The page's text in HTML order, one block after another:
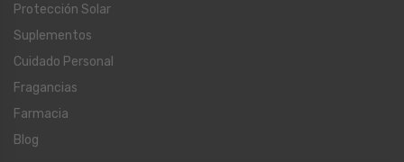
Protección Solar
Suplementos
Cuidado Personal
Fragancias
Farmacia
Blog